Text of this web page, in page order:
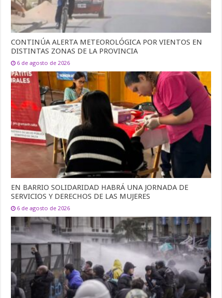
CONTINÚA ALERTA METEOROLÓGICA POR VIENTOS EN
DISTINTAS ZONAS DE LA PROVINCIA
6 de agosto de 2026
EN BARRIO SOLIDARIDAD HABRÁ UNA JORNADA DE
SERVICIOS Y DERECHOS DE LAS MUJERES
6 de agosto de 2026